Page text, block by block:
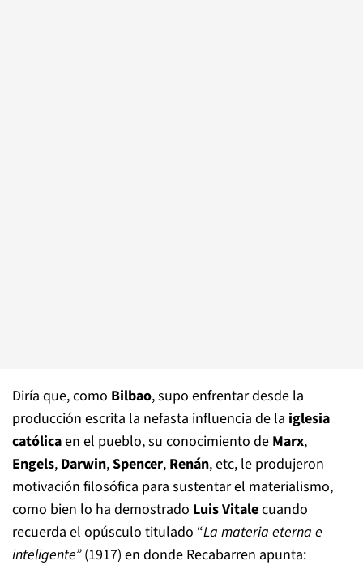
Diría que, como Bilbao, supo enfrentar desde la
producción escrita la nefasta influencia de la iglesia
católicaen el pueblo, su conocimiento de Marx,
Engels, Darwin,Spencer, Renán, etc, le produjeron
motivación filosófica para sustentar el materialismo,
como bien lo ha demostrado Luis Vitalecuando
recuerda el opúsculo titulado “La materia eterna e
inteligente”(1917) en donde Recabarren apunta: